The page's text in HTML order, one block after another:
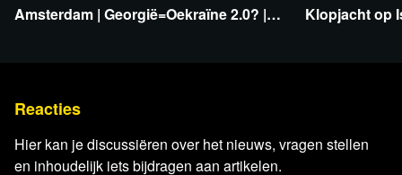
Amsterdam | Georgië=Oekraïne 2.0? |
Klopjacht op
Reacties
Hier kan je discussiëren over het nieuws, vragen stellen
en inhoudelijk iets bijdragen aan artikelen.